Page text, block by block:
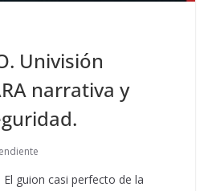
Univisión
narrativa y
El guion casi perfecto de la